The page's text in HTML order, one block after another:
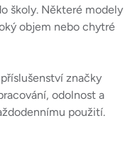
školy. Některé modely
objem nebo chytré
značky
odolnost a
použití.